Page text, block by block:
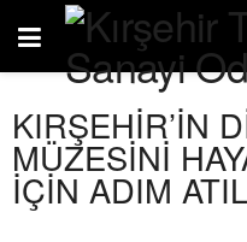
KIRŞEHİR’İN
MÜZESİNİ
İÇİN ADIM